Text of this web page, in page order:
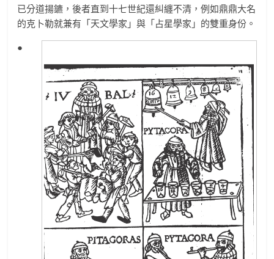
已分道揚鑣，後者直到十七世紀還糾纏不清，例如鼎鼎大名
的克卜勒就兼有「天文學家」與「占星學家」的雙重身份。
●